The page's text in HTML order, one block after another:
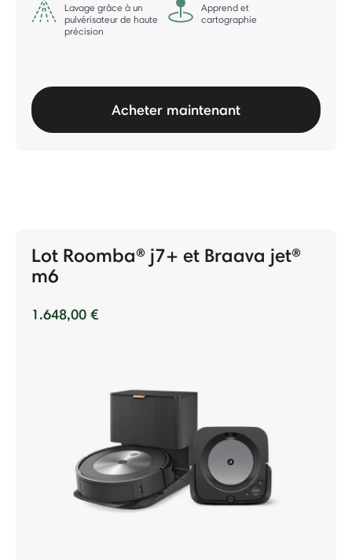
Lavage grâce à un
pulvérisateur de haute
précision
Apprend et
cartographie
Acheter maintenant
Lot Roomba® j7+ et Braava jet®
m6
1.648,00 €